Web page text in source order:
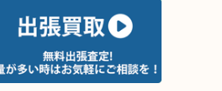
いている方は、こちらをスマホ